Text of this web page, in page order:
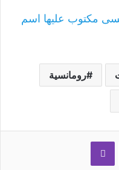
مكتوب عليها اسم
رومانسية
ڤايبر